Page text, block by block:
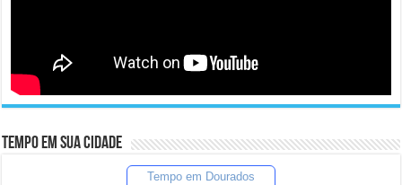
Tempo em sua cidade
Tempo em Dourados